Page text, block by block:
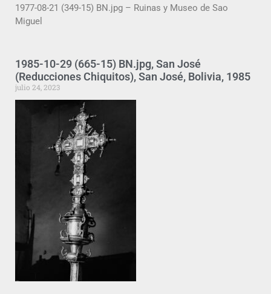
1977-08-21 (349-15) BN.jpg – Ruinas y Museo de Sao
Miguel
1985-10-29 (665-15) BN.jpg, San José
(Reducciones Chiquitos), San José, Bolivia, 1985
julio 24, 2023